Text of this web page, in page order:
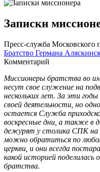
Записки
Пресс-служба Московского
Братство Германа
Комментарий
Миссионеры братства во
несут свое служение на
нескольких лет. За эти
своей деятельности, но
остается Служба
воскресные дни, а также в
дежурят у столика СПК на
можно обратиться по
церкви, и они всегда
какой историей поделилась
братства.